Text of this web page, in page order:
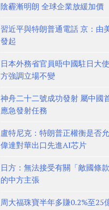
陰霾漸明朗 全球企業放緩加價
習近平與特朗普通電話 京：由
發起
日本外務省官員晤中國駐日大
方強調立場不變
神舟二十二號成功發射 屬中國
應急發射任務
盧特尼克：特朗普正權衡是否
偉達對華出口先進AI芯片
日方：無法接受有關「敵國條款
的中方主張
周大福珠寶半年多賺0.2%至25